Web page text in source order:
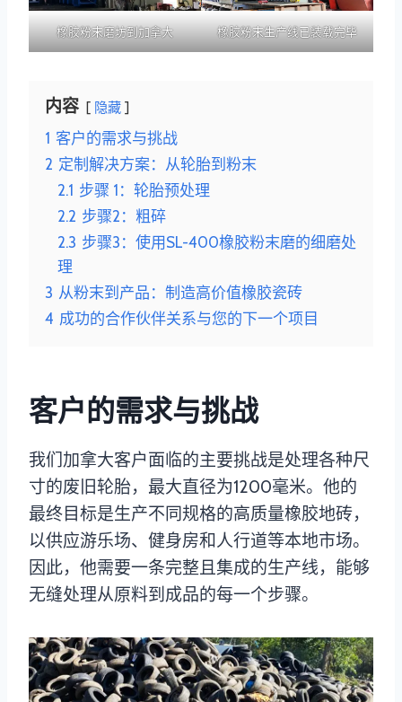
橡胶粉末磨坊到加拿大 橡胶粉末生产线已装载完毕
内容 隐藏
1 客户的需求与挑战
2 定制解决方案：从轮胎到粉末
2.1 步骤 1：轮胎预处理
2.2 步骤2：粗碎
2.3 步骤3：使用SL-400橡胶粉末磨的细磨处
理
3 从粉末到产品：制造高价值橡胶瓷砖
4 成功的合作伙伴关系与您的下一个项目
客户的需求与挑战
我们加拿大客户面临的主要挑战是处理各种尺
寸的废旧轮胎，最大直径为1200毫米。他的
最终目标是生产不同规格的高质量橡胶地砖，
以供应游乐场、健身房和人行道等本地市场。
因此，他需要一条完整且集成的生产线，能够
无缝处理从原料到成品的每一个步骤。